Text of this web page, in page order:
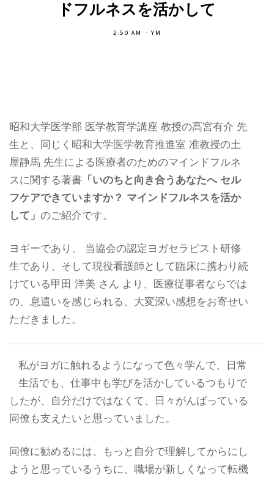
ドフルネスを活かして
2:50 AM YM
昭和大学医学部 医学教育学講座 教授の髙宮有介 先
生と、同じく昭和大学医学教育推進室 准教授の土
屋静馬 先生による医療者のためのマインドフルネ
スに関する著書 「いのちと向き合うあなたへ セル
フケアできていますか？ マインドフルネスを活か
して」 のご紹介です。
ヨギーであり、 当協会の認定ヨガセラピスト研修
生であり、そして現役看護師として臨床に携わり続
けている甲田 洋美 さん より、医療従事者ならでは
の、息遣いを感じられる、大変深い感想をお寄せい
ただきました。
私がヨガに触れるようになって色々学んで、日常
生活でも、仕事中も学びを活かしているつもりで
したが、自分だけではなくて、日々がんばっている
同僚も支えたいと思っていました。
同僚に勧めるには、もっと自分で理解してからにし
ようと思っているうちに、職場が新しくなって転機